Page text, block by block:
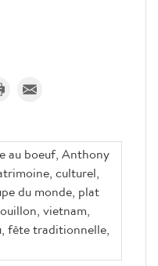
au boeuf, Anthony
culturel,
du monde, plat
vietnam,
fête traditionnelle,